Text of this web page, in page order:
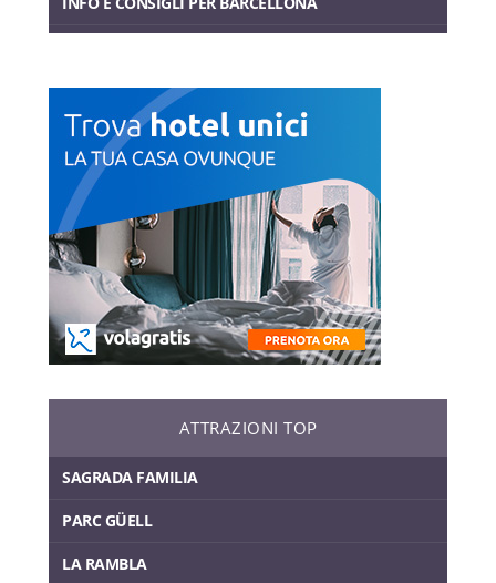
ATTRAZIONI TOP
SAGRADA FAMILIA
PARC GÜELL
LA RAMBLA